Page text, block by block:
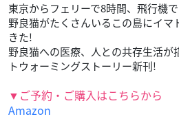
東京からフェリーで8時間、飛行機
野良猫がたくさんいるこの島にイマ
きた!
野良猫への医療、人との共存生活が
トウォーミングストーリー新刊!
▼ご予約・ご購入はこちらから
Amazon